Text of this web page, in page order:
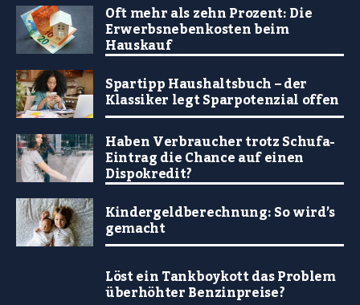
Oft mehr als zehn Prozent: Die
Erwerbsnebenkosten beim
Hauskauf
Spartipp Haushaltsbuch – der
Klassiker legt Sparpotenzial offen
Haben Verbraucher trotz Schufa-
Eintrag die Chance auf einen
Dispokredit?
Kindergeldberechnung: So wird’s
gemacht
Löst ein Tankboykott das Problem
überhöhter Benzinpreise?